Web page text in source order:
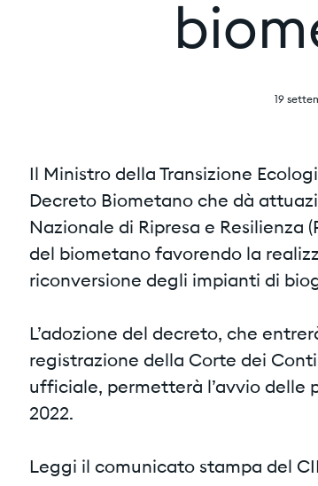
19
Il Ministro della Transizione
Decreto Biometano che dà
Nazionale di Ripresa e Resilienza
del biometano favorendo la
riconversione degli impianti di
L’adozione del decreto, che
registrazione della Corte dei
ufficiale, permetterà l’avvio delle
2022.
Leggi il comunicato stampa del